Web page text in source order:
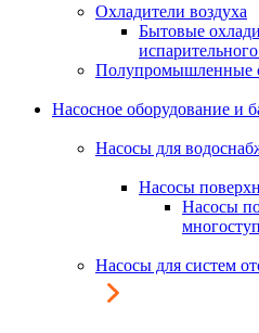
Охладители воздуха
Бытовые
Полупромышленные
Насосное оборудование и
Насосы для
Насосы
Насосы
Насосы для систем